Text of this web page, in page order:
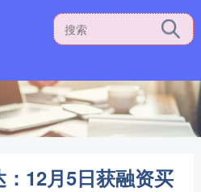
12月5日获融资买